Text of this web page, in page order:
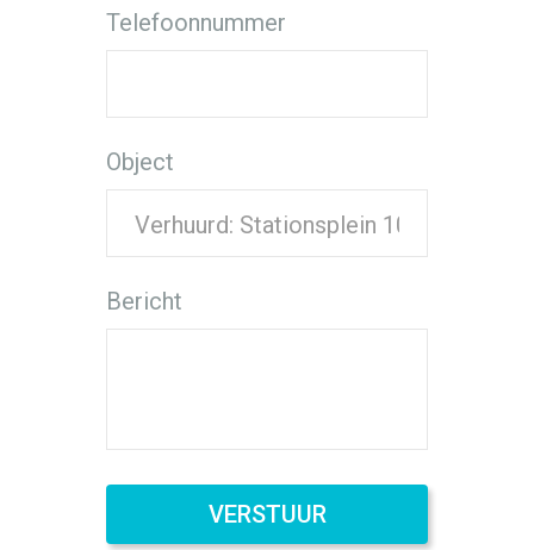
Telefoonnummer
Object
Bericht
VERSTUUR